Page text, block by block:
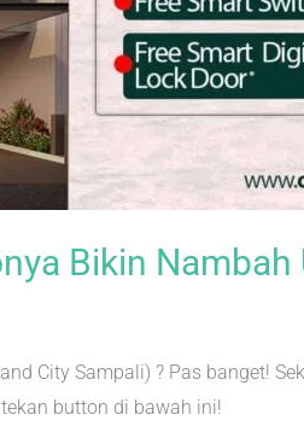
Bikin Nambah
City Sampali) ? Pas banget!
button di bawah ini!